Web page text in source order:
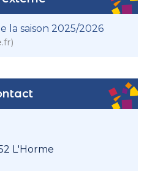
la saison 2025/2026
L'Horme